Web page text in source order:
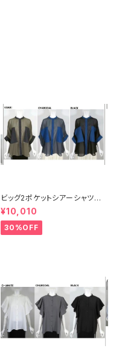
ビッグ2ポケットシアーシャツ 1
7673
¥10,010
30%OFF